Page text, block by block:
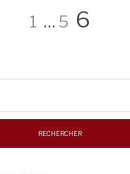
Page
1 … Page
5 Page
6